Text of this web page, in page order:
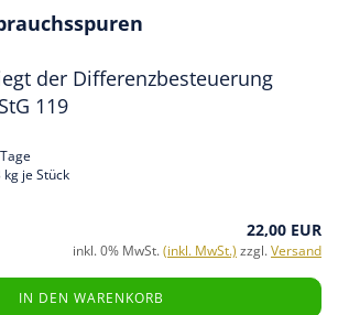
Gebrauchsspuren
der Differenzbesteuerung
119
kg je Stück
22,00 EUR
inkl. 0% MwSt.(inkl. MwSt.) zzgl.Versand
IN DEN WARENKORB